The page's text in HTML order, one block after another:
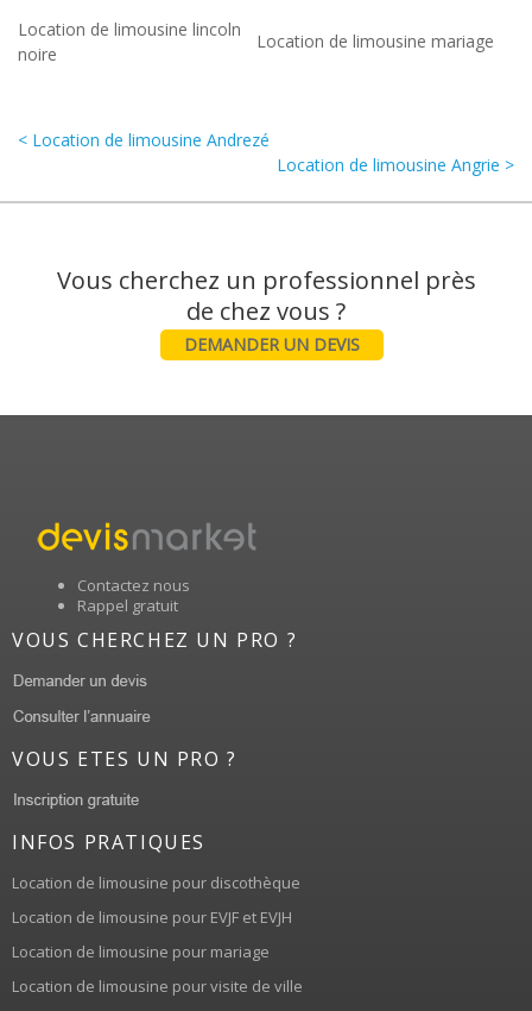
Location de limousine lincoln
noire
Location de limousine mariage
< Location de limousine Andrezé
Location de limousine Angrie >
Vous cherchez un professionnel près
DEMANDER UN DEVIS
Contactez nous
Rappel gratuit
VOUS CHERCHEZ UN PRO ?
VOUS ETES UN PRO ?
INFOS PRATIQUES
Location de limousine pour discothèque
Location de limousine pour EVJF et EVJH
Location de limousine pour mariage
Location de limousine pour visite de ville